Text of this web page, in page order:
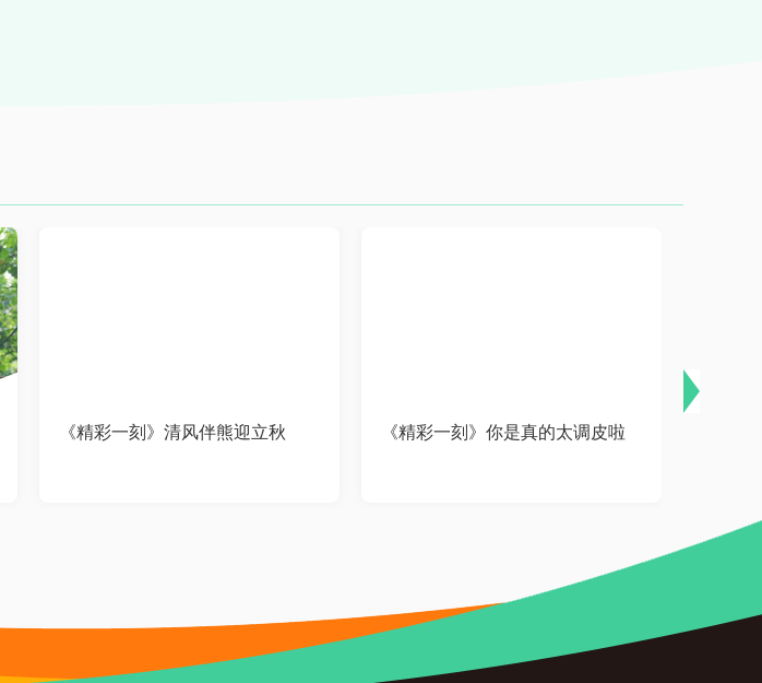
《精彩一刻》清风伴熊迎立秋 《精彩一刻》你是真的太调皮啦